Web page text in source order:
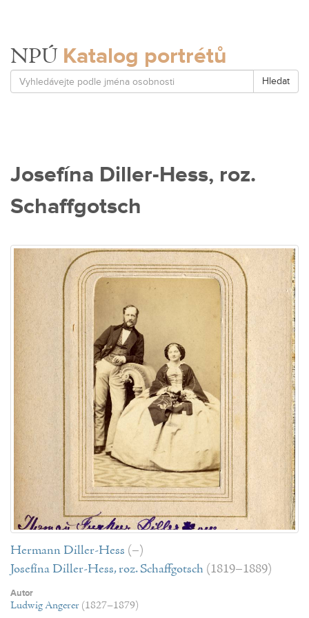
NPÚ Katalog portrétů
Hledat
Josefína Diller-Hess, roz.
Schaffgotsch
Hermann Diller-Hess (–)
Josefína Diller-Hess, roz. Schaffgotsch (1819–1889)
Autor
Ludwig Angerer (1827–1879)